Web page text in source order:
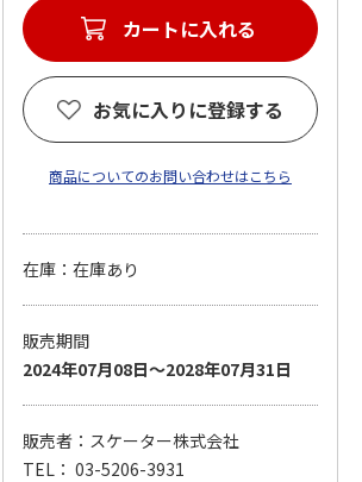
カートに入れる
お気に入りに登録する
商品についてのお問い合わせはこちら
在庫：在庫あり
販売期間
2024年07月08日～2028年07月31日
販売者：スケーター株式会社
TEL： 03-5206-3931